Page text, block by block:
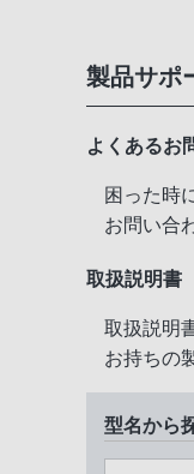
製品サポ
よくあるお
困った時
お問い合
取扱説明書
取扱説明
お持ちの
型名から